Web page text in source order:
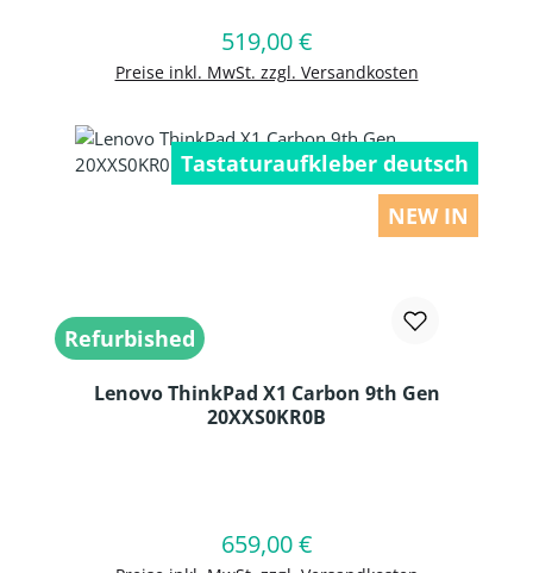
Regulärer Preis:
519,00 €
Preise inkl. MwSt. zzgl. Versandkosten
In den Warenkorb
Tastaturaufkleber deutsch
NEW IN
Refurbished
Lenovo ThinkPad X1 Carbon 9th Gen
20XXS0KR0B
Regulärer Preis:
659,00 €
In den Warenkorb